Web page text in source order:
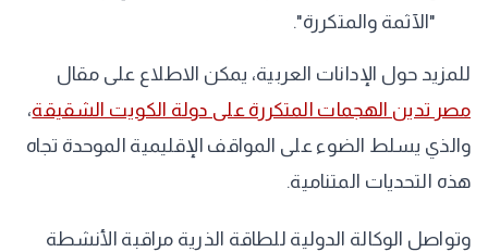
"الآثمة والمتكررة".
للمزيد حول الإدانات العربية، يمكن الاطلاع على مقال
مصر تدين الهجمات المتكررة على دولة الكويت الشقيقة،
والذي يسلط الضوء على المواقف الإقليمية الموحدة تجاه
هذه التحديات المتنامية.
وتواصل الوكالة الدولية للطاقة الذرية مراقبة الأنشطة